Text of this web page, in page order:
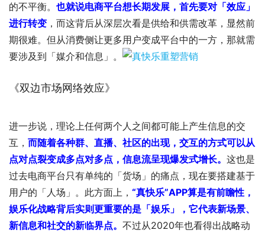
的不平衡。 也就说电商平台想长期发展，首先要对「效应」
进行转变 ，而这背后从深层次看是供给和供需改革，显然前
期很难。但从消费侧让更多用户变成平台中的一方，那就需
要涉及到「媒介和信息」。
《双边市场网络效应》
进一步说，理论上任何两个人之间都可能上产生信息的交
互， 而随着各种群、直播、社区的出现，交互的方式可以从
点对点裂变成多点对多点，信息流呈现爆发式增长。 这也是
过去电商平台只有单纯的「货场」的痛点，现在要搭建基于
用户的「人场」。此方面上， “真快乐”APP算是有前瞻性，
娱乐化战略背后实则更重要的是「娱乐」，它代表新场景、
新信息和社交的新临界点。 不过从2020年也看得出战略动